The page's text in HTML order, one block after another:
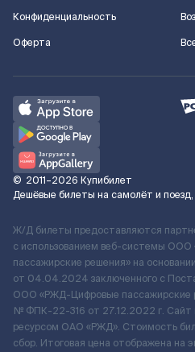
Конфиденциальность
Оферта
© 2011–2026 Купибилет
Дешёвые билеты на самолёт и поезд,
Ж/Д билеты предоставляются
с использованием веб-системы
пассажирские решения» на
от 04.04.2024 заключенного с
ООО «РЖД-Цифровые пассажирские
№ ФПК-22-316 от 27.12.2022 г. Сайт
ресурсом ОАО «РЖД». Стоимость
сбор. Итоговая цена отображена на